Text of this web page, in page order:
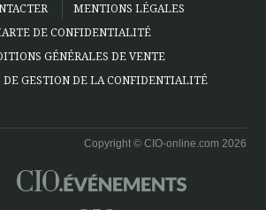
MENTIONS LÉGALES
DE CONFIDENTIALITÉ
GÉNÉRALES DE VENTE
DE GESTION DE LA CONFIDENTIALITÉ
Copyright © CIO-online.com 2026